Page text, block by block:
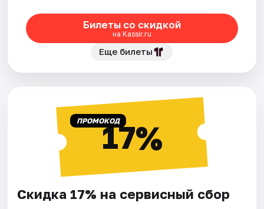
Билеты со скидкой
на Kassir.ru
Еще билеты
ПРОМОКОД17%
Скидка 17% на сервисный сбор